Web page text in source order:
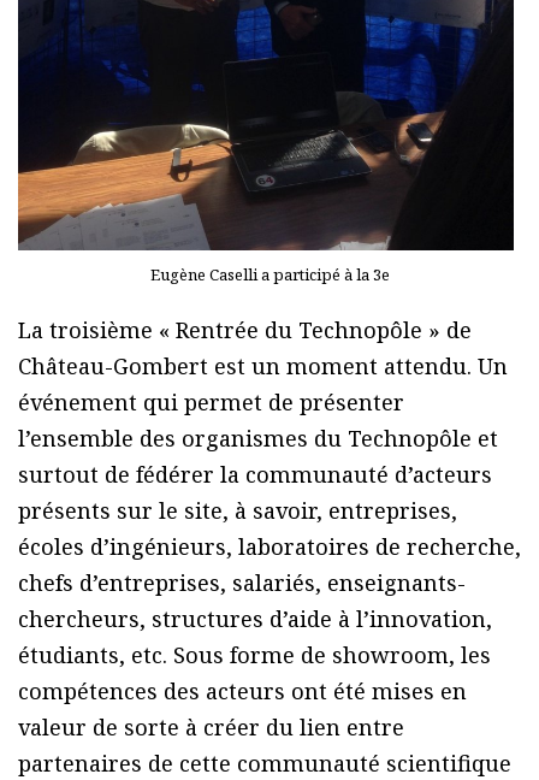
Eugène Caselli a participé à la 3e
La troisième « Rentrée du Technopôle » de
Château-Gombert est un moment attendu. Un
événement qui permet de présenter
l’ensemble des organismes du Technopôle et
surtout de fédérer la communauté d’acteurs
présents sur le site, à savoir, entreprises,
écoles d’ingénieurs, laboratoires de recherche,
chefs d’entreprises, salariés, enseignants-
chercheurs, structures d’aide à l’innovation,
étudiants, etc. Sous forme de showroom, les
compétences des acteurs ont été mises en
valeur de sorte à créer du lien entre
partenaires de cette communauté scientifique